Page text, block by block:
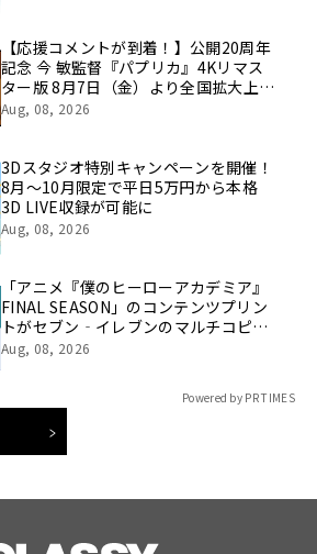
【応援コメントが到着！】公開20周年
記念 今 敏監督『パプリカ』4Kリマス
ター版 8月7日（金）より全国拡大上
映！
Aug, 08, 2026
3Dスタジオ特別キャンペーンを開催！
8月～10月限定で平日5万円から本格
3D LIVE収録が可能に
Aug, 08, 2026
「アニメ『僕のヒーローアカデミア』
FINAL SEASON」のコンテンツプリン
トがセブン‐イレブンのマルチコピー
機に登場
Aug, 08, 2026
Powered by PR TIMES